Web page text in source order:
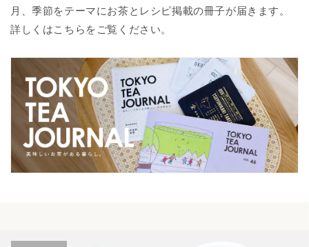
月、季節をテーマにお茶とレシピ掲載の冊子が届きます。
詳しくはこちらをご覧ください。